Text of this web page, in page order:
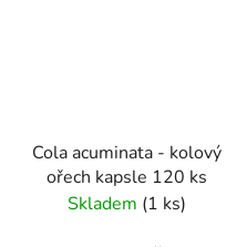
Cola acuminata - kolový
ořech kapsle 120 ks
Skladem (1 ks)